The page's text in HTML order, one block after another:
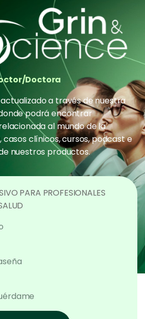
Doctora
a través de nuestra
podrá encontrar
al mundo de la
clínicos, cursos, podcast e
nuestros productos.
PARA PROFESIONALES